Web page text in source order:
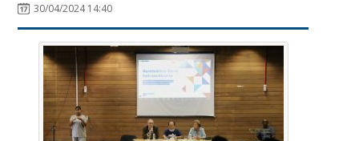
30/04/2024 14:40